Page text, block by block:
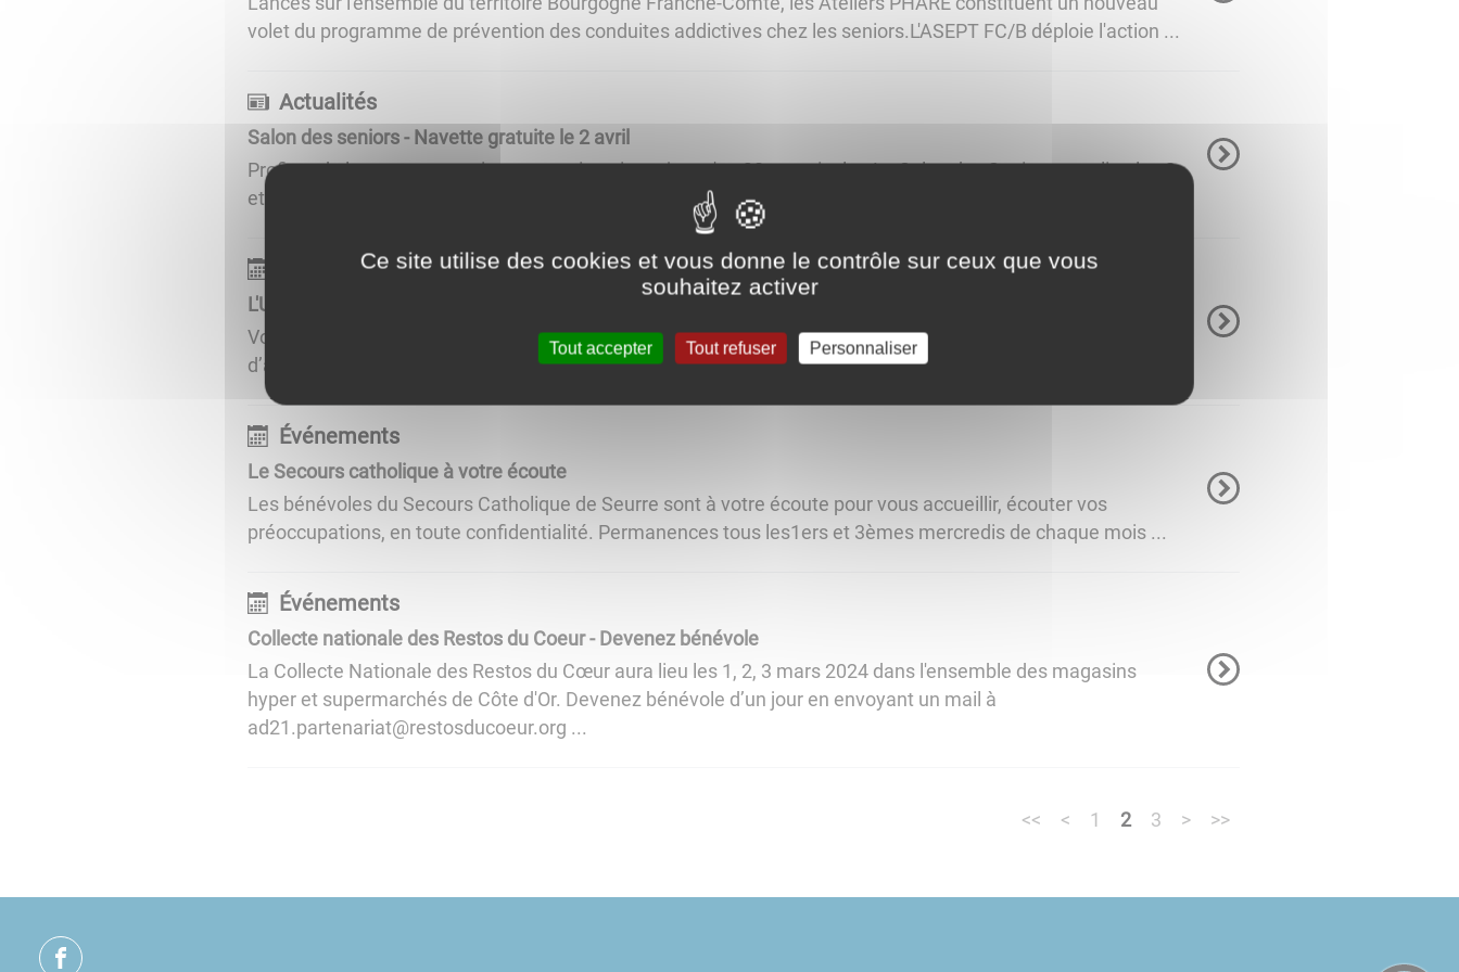
volet du programme de prévention des conduites addictives chez les seniors.L'ASEPT FC/B déploie l'action ...
Actualités
Salon des seniors - Navette gratuite le 2 avril
Profitez de la navette gratuite en vous inscrivant jusqu'au 30 mars inclus.Le Salon des Seniors aura lieu les 2
et 3 avril au Palais des Congrès de Dijon. À cette occasion, le Conseil Départemental met ...
Événements
L'UFC Que choisir à vos côtés
Vous avez besoin d’un conseil, d’une aide à la résolution d’un litige avec une entreprise, une compagnie
d’assurances, une agence de voyages, une banque ou un organisme de crédit, un opérateur téléphonique ...
Événements
Le Secours catholique à votre écoute
Les bénévoles du Secours Catholique de Seurre sont à votre écoute pour vous accueillir, écouter vos
préoccupations, en toute confidentialité. Permanences tous les1ers et 3èmes mercredis de chaque mois ...
Événements
Collecte nationale des Restos du Coeur - Devenez bénévole
La Collecte Nationale des Restos du Cœur aura lieu les 1, 2, 3 mars 2024 dans l'ensemble des magasins
hyper et supermarchés de Côte d'Or. Devenez bénévole d’un jour en envoyant un mail à
ad21.partenariat@restosducoeur.org ...
<< < 1 2 3 > >>
Ce site utilise des cookies et vous donne le contrôle sur ceux que vous
souhaitez activer
Tout accepter Tout refuser Personnaliser